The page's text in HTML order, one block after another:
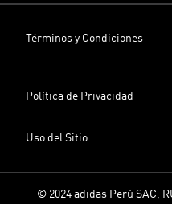
Términos y Condiciones
Política de Privacidad
Uso del Sitio
© 2024 adidas Perú SAC,